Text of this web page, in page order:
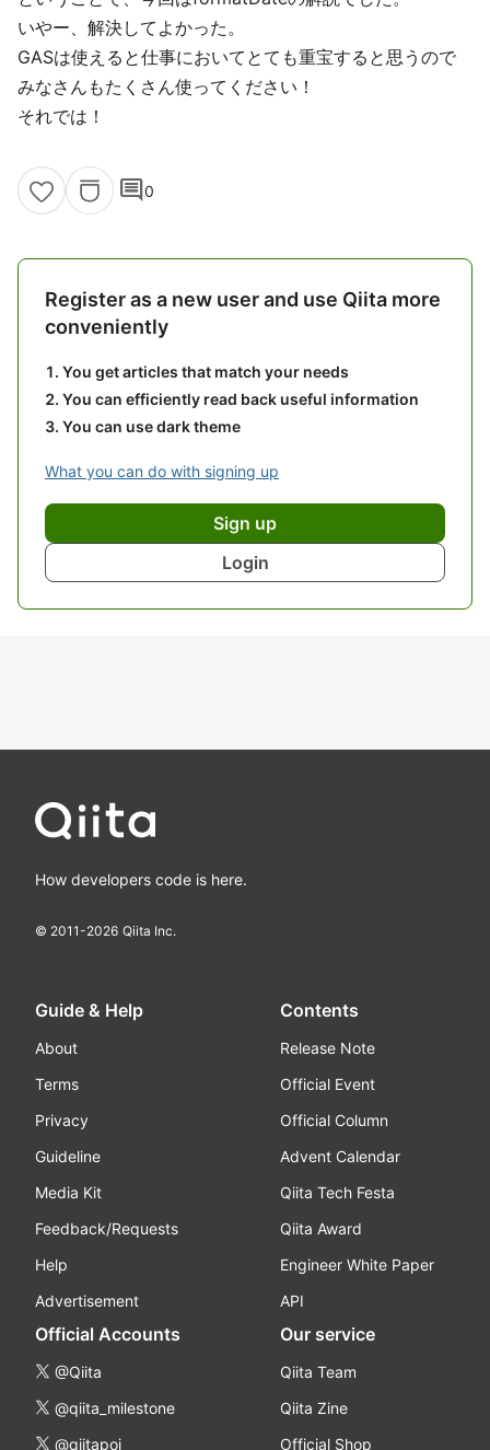
いやー、解決してよかった。
GASは使えると仕事においてとても重宝すると思うので
みなさんもたくさん使ってください！
それでは！
comment0
Register as a new user and use Qiita more
conveniently
You get articles that match your needs
You can efficiently read back useful information
You can use dark theme
What you can do with signing up
Sign up
Login
How developers code is here.
© 2011-2026 Qiita Inc.
Guide & Help
About
Terms
Privacy
Guideline
Media Kit
Feedback/Requests
Help
Advertisement
Contents
Release Note
Official Event
Official Column
Advent Calendar
Qiita Tech Festa
Qiita Award
Engineer White Paper
API
Official Accounts
@Qiita
@qiita_milestone
@qiitapoi
Our service
Qiita Team
Qiita Zine
Official Shop